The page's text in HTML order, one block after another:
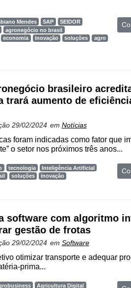
Mendes SAP
SEIDOR
agronegócio no brasil
economia inovação soluções
agro
brasileiro
trará aumento de
29/02/2024 em Notícias
foram indicadas como fator que
o setor nos próximos três anos...
tecnologia
Inteligência Artificial
soluções inovação
software com algoritmo
gestão de frotas
29/02/2024 em Software
otimizar transporte e adequar
prima...
Agricultura Digital